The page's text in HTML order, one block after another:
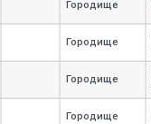
Городище
Городище
Городище
Городище